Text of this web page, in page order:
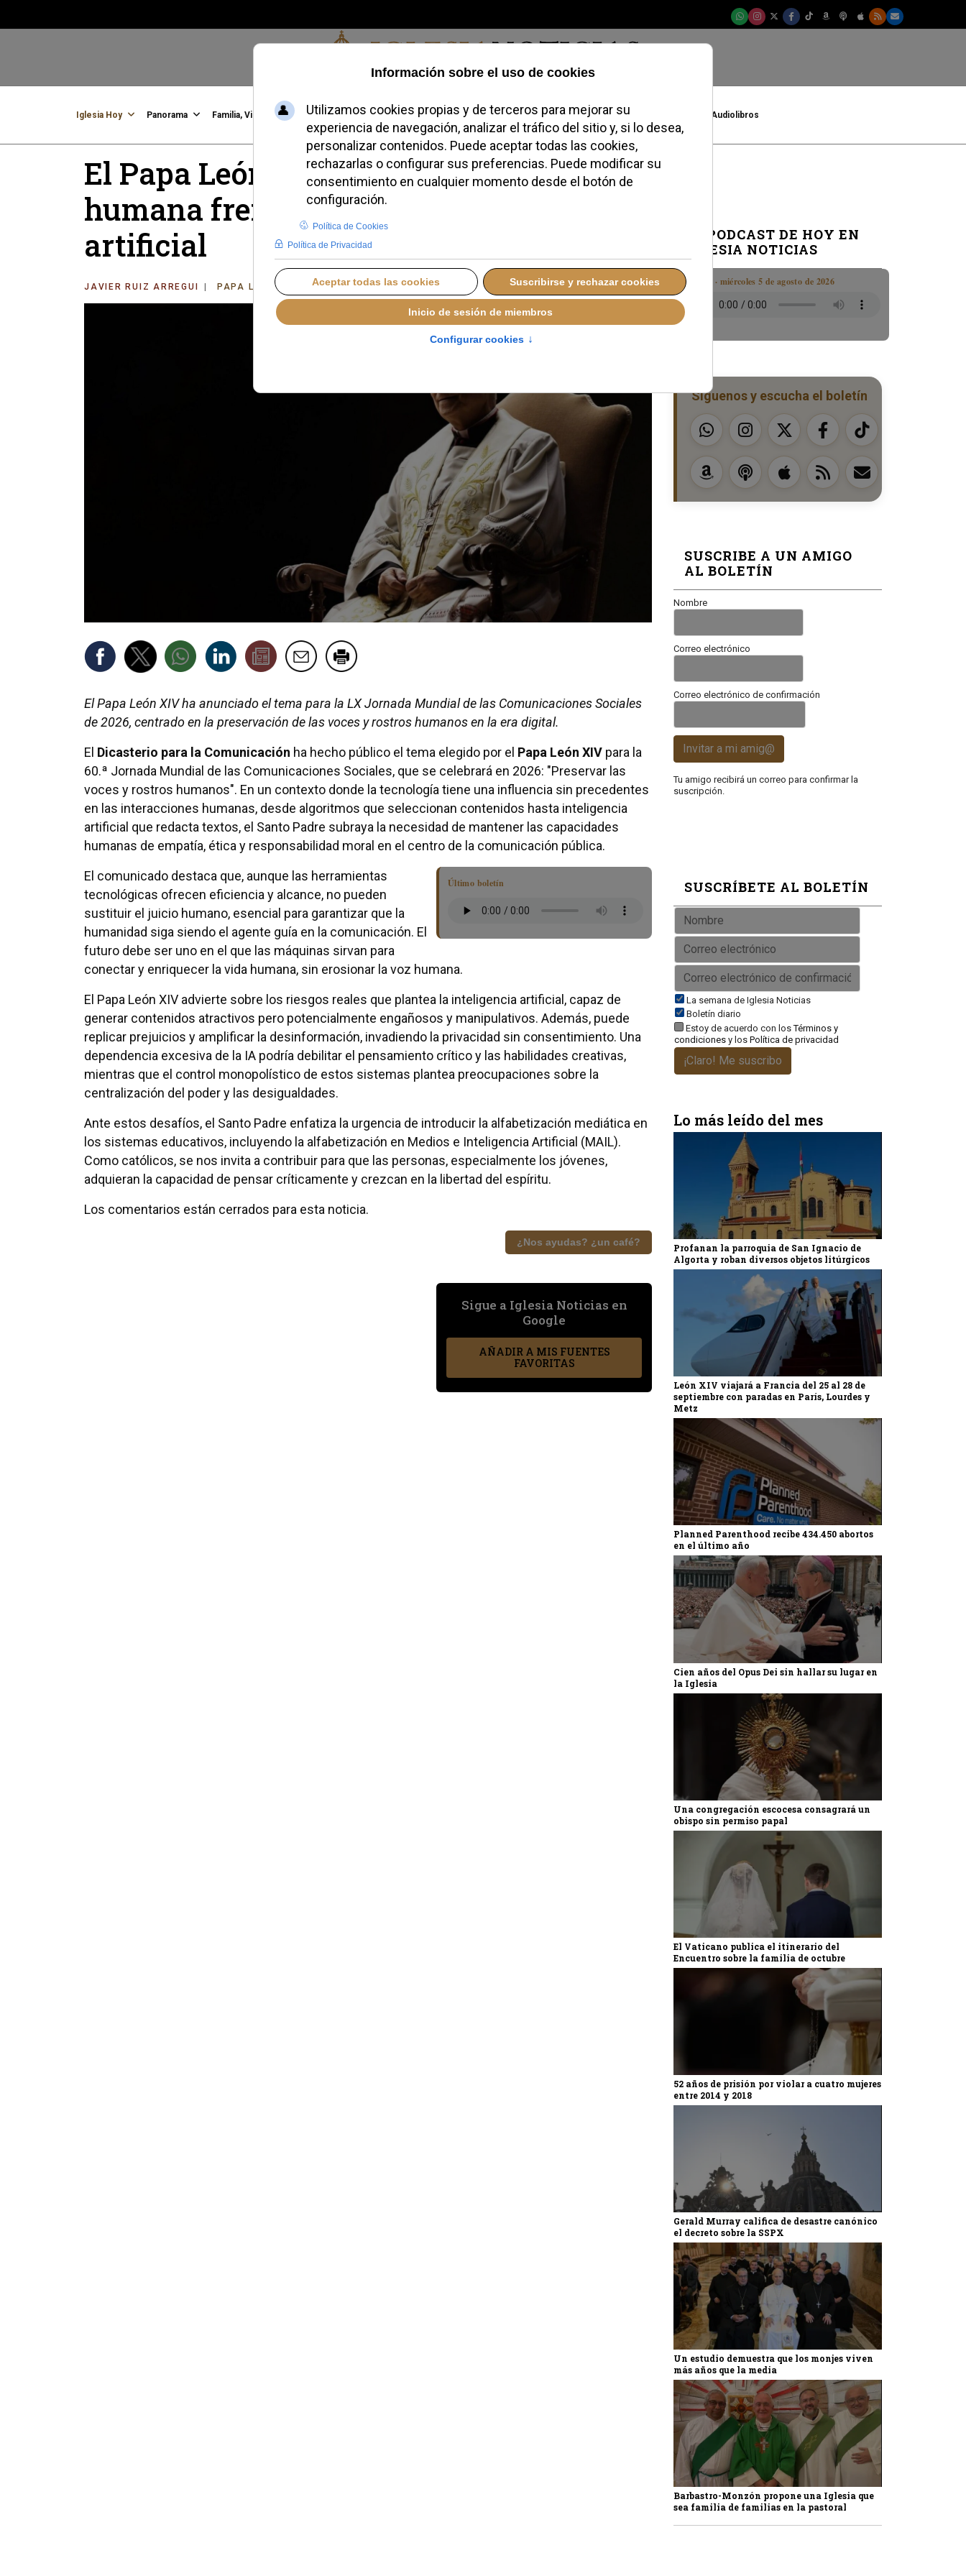
Jueves, 06 de agosto de 2026
Iglesia Hoy Panorama Familia, Vida, Identidad Credofobiómetro Blogs Temas Buscar #JovenesConFe Podcast Audiolibros
El Papa León XIV defiende la voz
humana frente a la inteligencia
artificial
JAVIER RUIZ ARREGUI PAPA LEÓN XIV LUNES, 29 SEPTIEMBRE 2025 17:25
El Papa León XIV ha anunciado el tema para la LX Jornada Mundial de las Comunicaciones Sociales
de 2026, centrado en la preservación de las voces y rostros humanos en la era digital.
El Dicasterio para la Comunicación ha hecho público el tema elegido por el Papa León XIV para la
60.ª Jornada Mundial de las Comunicaciones Sociales, que se celebrará en 2026: "Preservar las
voces y rostros humanos". En un contexto donde la tecnología tiene una influencia sin precedentes
en las interacciones humanas, desde algoritmos que seleccionan contenidos hasta inteligencia
artificial que redacta textos, el Santo Padre subraya la necesidad de mantener las capacidades
humanas de empatía, ética y responsabilidad moral en el centro de la comunicación pública.
Último boletín
El comunicado destaca que, aunque las herramientas
tecnológicas ofrecen eficiencia y alcance, no pueden
sustituir el juicio humano, esencial para garantizar que la
humanidad siga siendo el agente guía en la comunicación. El
futuro debe ser uno en el que las máquinas sirvan para
conectar y enriquecer la vida humana, sin erosionar la voz humana.
El Papa León XIV advierte sobre los riesgos reales que plantea la inteligencia artificial, capaz de
generar contenidos atractivos pero potencialmente engañosos y manipulativos. Además, puede
replicar prejuicios y amplificar la desinformación, invadiendo la privacidad sin consentimiento. Una
dependencia excesiva de la IA podría debilitar el pensamiento crítico y las habilidades creativas,
mientras que el control monopolístico de estos sistemas plantea preocupaciones sobre la
centralización del poder y las desigualdades.
Ante estos desafíos, el Santo Padre enfatiza la urgencia de introducir la alfabetización mediática en
los sistemas educativos, incluyendo la alfabetización en Medios e Inteligencia Artificial (MAIL).
Como católicos, se nos invita a contribuir para que las personas, especialmente los jóvenes,
adquieran la capacidad de pensar críticamente y crezcan en la libertad del espíritu.
Los comentarios están cerrados para esta noticia.
¿Nos ayudas? ¿un café?
Sigue a Iglesia Noticias en
Google
AÑADIR A MIS FUENTES
FAVORITAS
EL PODCAST DE HOY EN
IGLESIA NOTICIAS
Boletín · miércoles 5 de agosto de 2026
Síguenos y escucha el boletín
SUSCRIBE A UN AMIGO
AL BOLETÍN
Nombre
Correo electrónico
Correo electrónico de confirmación
Invitar a mi amig@
Tu amigo recibirá un correo para confirmar la
suscripción.
SUSCRÍBETE AL BOLETÍN
La semana de Iglesia Noticias
Boletín diario
Estoy de acuerdo con losTérminos y
condiciones y los Política de privacidad
¡Claro! Me suscribo
Lo más leído del mes
Profanan la parroquia de San Ignacio de
Algorta y roban diversos objetos litúrgicos
León XIV viajará a Francia del 25 al 28 de
septiembre con paradas en París, Lourdes y
Metz
Planned Parenthood recibe 434.450 abortos
en el último año
Cien años del Opus Dei sin hallar su lugar en
la Iglesia
Una congregación escocesa consagrará un
obispo sin permiso papal
El Vaticano publica el itinerario del
Encuentro sobre la familia de octubre
52 años de prisión por violar a cuatro mujeres
entre 2014 y 2018
Gerald Murray califica de desastre canónico
el decreto sobre la SSPX
Un estudio demuestra que los monjes viven
más años que la media
Barbastro-Monzón propone una Iglesia que
sea familia de familias en la pastoral